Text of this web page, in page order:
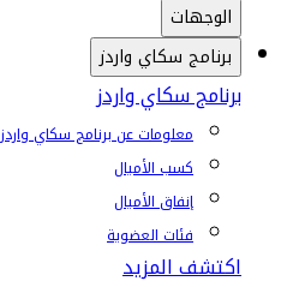
الوجهات
برنامج سكاي واردز
برنامج سكاي واردز
معلومات عن برنامج سكاي واردز
كسب الأميال
إنفاق الأميال
فئات العضوية
اكتشف المزيد